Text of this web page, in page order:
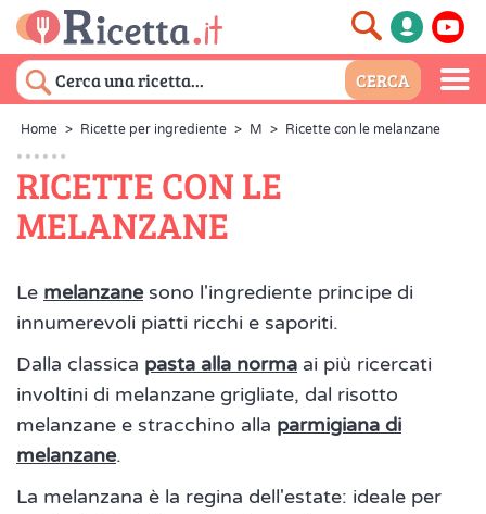
Home > Ricette per ingrediente > M > Ricette con le melanzane
RICETTE CON LE
MELANZANE
Le melanzanesono l'ingrediente principe di
innumerevoli piatti ricchi e saporiti.
Dalla classica pasta alla norma ai più ricercati
involtini di melanzane grigliate, dal risotto
melanzane e stracchino alla parmigiana di
melanzane.
La melanzana è la regina dell'estate: ideale per